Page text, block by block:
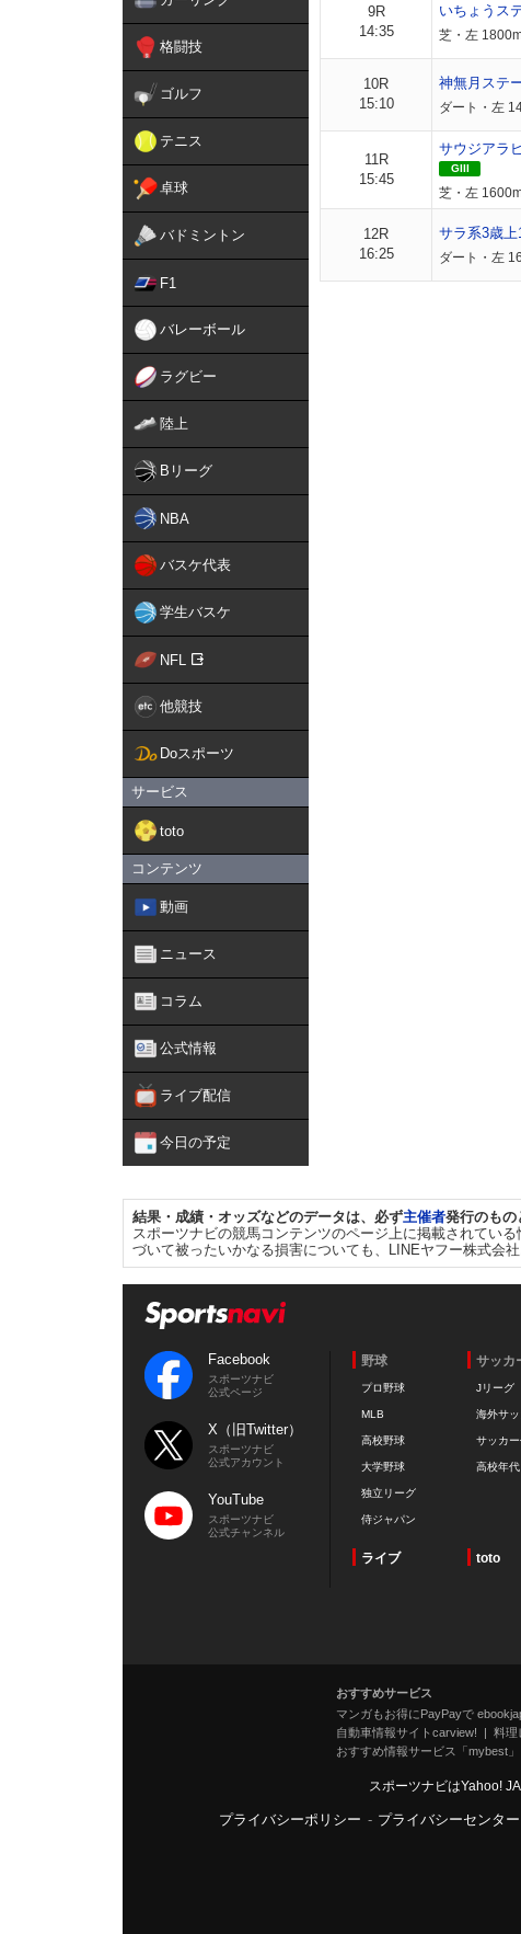
格闘技
ゴルフ
テニス
卓球
バドミントン
F1
バレーボール
ラグビー
陸上
Bリーグ
NBA
バスケ代表
学生バスケ
NFL
他競技
Doスポーツ
サービス
toto
コンテンツ
動画
ニュース
コラム
公式情報
ライブ配信
今日の予定
9R
14:35
いちょうス
芝・左
10R
15:10
神無月ステ
ダート・左
11R
15:45
サウジアラ
GIII
芝・左
12R
16:25
サラ系3歳
ダート・左
結果・成績・オッズなどのデータは、必ず主催者発行のもの
スポーツナビの競馬コンテンツのページ上に掲載されてい
づいて被ったいかなる損害についても、LINEヤフー株式会
Facebook
スポーツナビ
公式ページ
X（旧Twitter）
スポーツナビ
公式アカウント
YouTube
スポーツナビ
公式チャンネル
野球
プロ野球
MLB
高校野球
大学野球
独立リーグ
侍ジャパン
サッカ
Jリーグ
海外サ
サッカ
高校年代
ライブ toto
おすすめサービス
マンガもお得にPayPayで
自動車情報サイトcarview!
料理
おすすめ情報サービス「mybest」
スポーツナビはYahoo!
プライバシーポリシー - プライバシーセンター